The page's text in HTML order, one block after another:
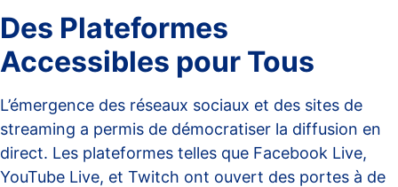
Des Plateformes
Accessibles pour Tous
L’émergence des réseaux sociaux et des sites de
streaming a permis de démocratiser la diffusion en
direct. Les plateformes telles que Facebook Live,
YouTube Live, et Twitch ont ouvert des portes à de